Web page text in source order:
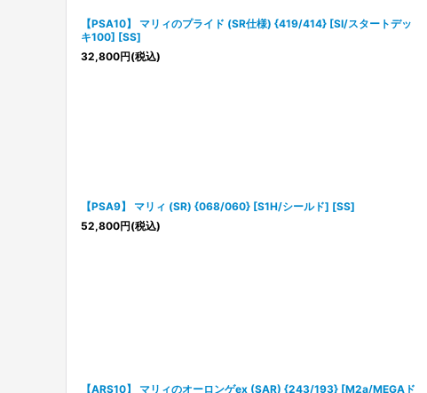
【PSA10】 マリィのプライド (SR仕様) {419/414} [SI/スタートデッ
キ100] [SS]
32,800円(税込)
【PSA9】 マリィ (SR) {068/060} [S1H/シールド] [SS]
52,800円(税込)
【ARS10】 マリィのオーロンゲex (SAR) {243/193} [M2a/MEGAド